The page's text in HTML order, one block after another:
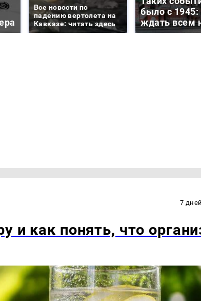
Все новости по
падению вертолета на
Кавказе: читать здесь
было с 1945:
ждать всем
7
и как понять, что